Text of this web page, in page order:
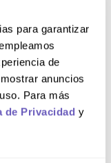
para garantizar
de
anuncios
Para más
de Privacidad y
Clorhidrato de